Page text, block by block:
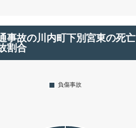
事故の川内町下別宮東の死亡
割合